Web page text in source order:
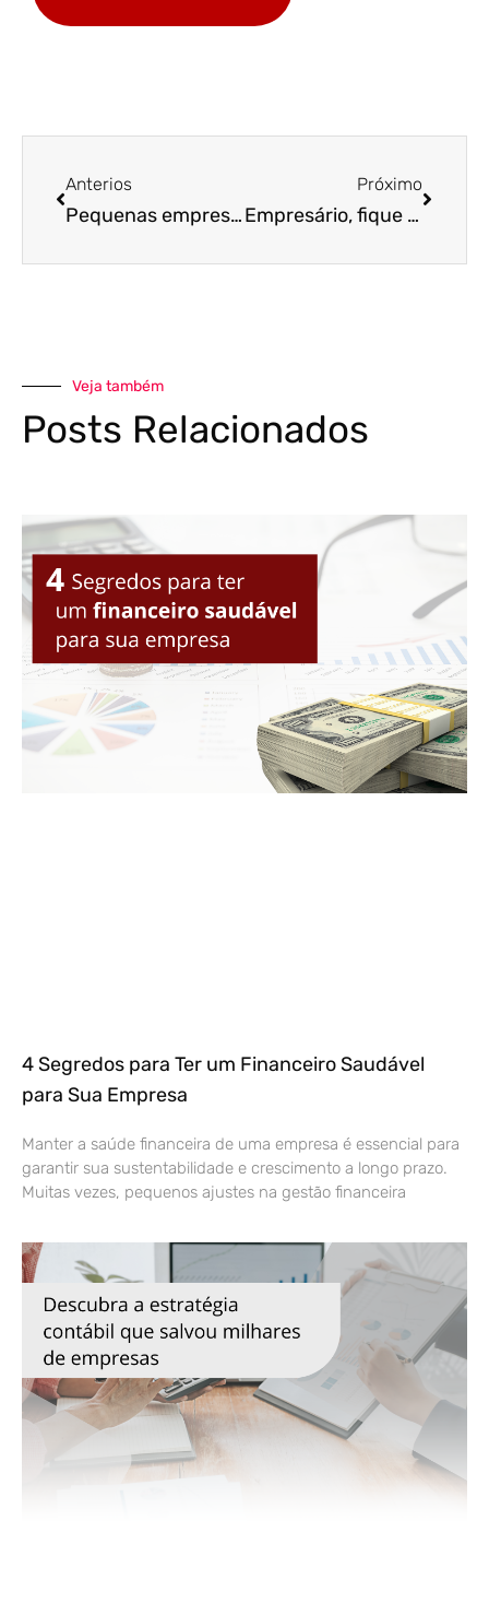
Anterios
Pequenas empresas estão cada vez mais digitais. A sua tem acompanhado essa tendência?
Próximo
Empresário, fique atento! Segunda fase do Pronampe começa na próxima terça-feira!
Veja também
Posts Relacionados
4 Segredos para Ter um Financeiro Saudável
para Sua Empresa
Manter a saúde financeira de uma empresa é essencial para
garantir sua sustentabilidade e crescimento a longo prazo.
Muitas vezes, pequenos ajustes na gestão financeira